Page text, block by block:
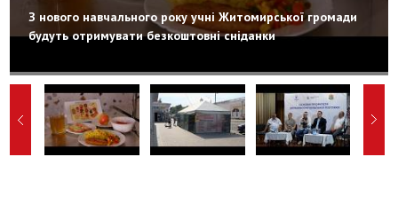
З нового навчального року учні Житомирської громади
будуть отримувати безкоштовні сніданки